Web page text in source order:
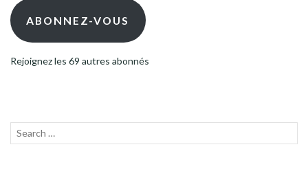
mail ABONNEZ-VOUS
Rejoignez les 69 autres abonnés
Recherche